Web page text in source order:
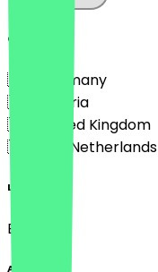
Country
🇩🇪 Germany
🇦🇹 Austria
🇬🇧 United Kingdom
🇳🇱 The Netherlands
Language
English
About